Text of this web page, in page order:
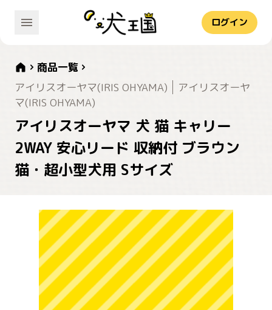
ログイン
商品一覧
アイリスオーヤマ(IRIS OHYAMA)
アイリスオーヤ
マ(IRIS OHYAMA)
アイリスオーヤマ 犬 猫 キャリー
2WAY 安心リード 収納付 ブラウン
猫・超小型犬用 Sサイズ